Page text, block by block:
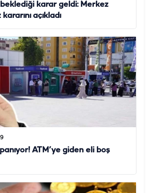
beklediği karar geldi: Merkez
açıkladı
ATM’ye giden eli boş